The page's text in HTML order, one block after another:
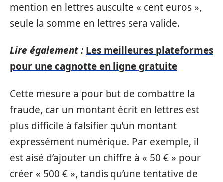
mention en lettres ausculte « cent euros »,
seule la somme en lettres sera valide.
Lire également : Les meilleures plateformes
pour une cagnotte en ligne gratuite
Cette mesure a pour but de combattre la
fraude, car un montant écrit en lettres est
plus difficile à falsifier qu’un montant
expressément numérique. Par exemple, il
est aisé d’ajouter un chiffre à « 50 € » pour
créer « 500 € », tandis qu’une tentative de